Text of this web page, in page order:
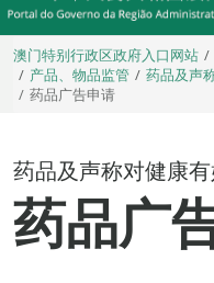
澳门特别行政区政府入口网站
产品、物品监管
药品及声
药品广告申请
药品及声称对健康
药品广